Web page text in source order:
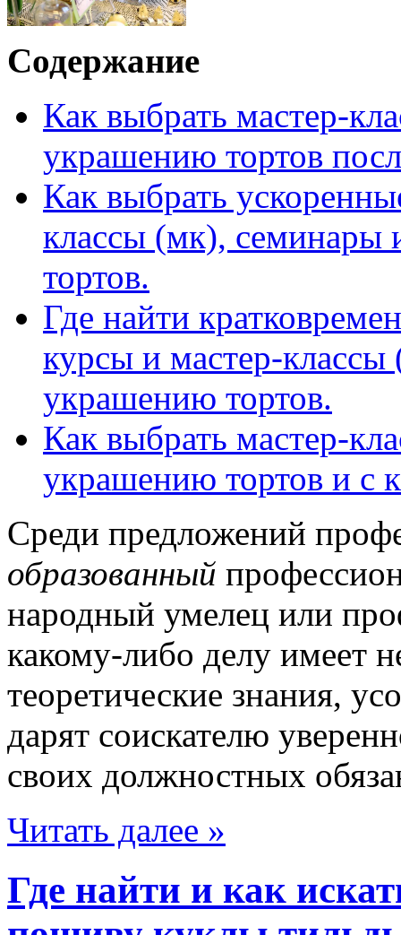
Содержание
Как выбрать мастер-
украшению тортов
Как выбрать
классы (мк), семинары
тортов.
Где найти
курсы и мастер-
украшению тортов.
Как выбрать мастер-
украшению тортов и с
Среди предложений
образованный
народный умелец или
какому-либо делу имеет
теоретические знания,
дарят соискателю
своих должностных
Читать далее »
Где найти и как